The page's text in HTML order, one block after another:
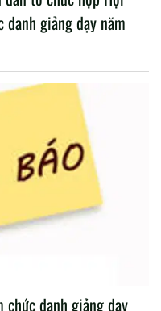
giảng dạy năm
chức danh giảng dạy